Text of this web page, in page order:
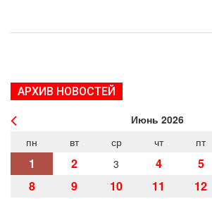
АРХИВ НОВОСТЕЙ
Июнь 2026
пн
вт ср чт пт
1 2 3 4 5
8 9 10 11 12